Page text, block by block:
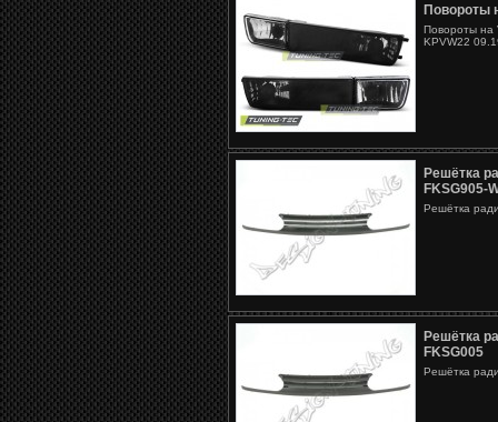
Повороты
Повороты на
KPVW22
Решётка
FKSG905-
Решётка
Решётка
FKSG005
Решётка